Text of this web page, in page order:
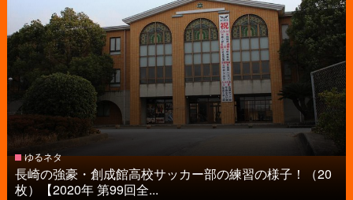
ゆるネタ
長崎の強豪・創成館高校サッカー部の練習の様子！（20
枚）【2020年 第99回全...